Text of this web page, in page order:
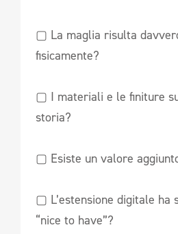
▢ La maglia risulta
fisicamente?
▢ I materiali e le finiture
storia?
▢ Esiste un valore
▢ L’estensione digitale ha
“nice to have”?